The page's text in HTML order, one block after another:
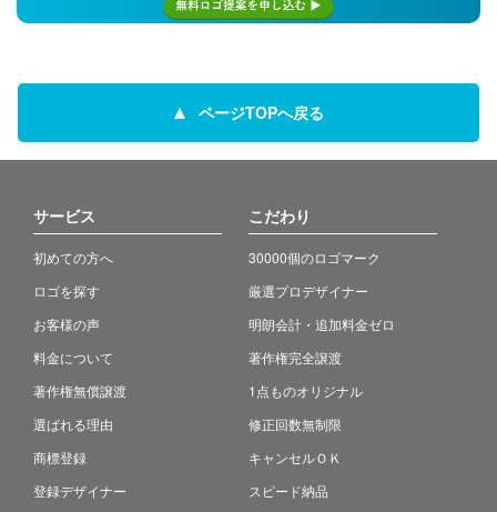
ページTOPへ戻る
サービス
初めての方へ
ロゴを探す
お客様の声
料金について
著作権無償譲渡
選ばれる理由
商標登録
登録デザイナー
こだわり
30000個のロゴマーク
厳選プロデザイナー
明朗会計・追加料金ゼロ
著作権完全譲渡
1点ものオリジナル
修正回数無制限
キャンセルＯＫ
スピード納品